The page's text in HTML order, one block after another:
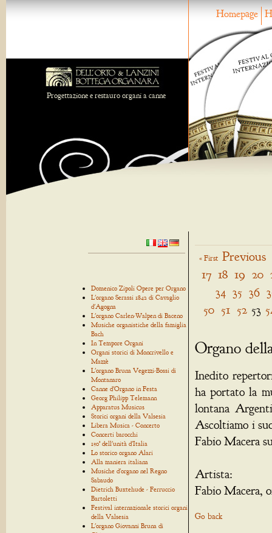
Homepage
Progettazione e restauro organi a canne
Domenico Zipoli Opere per Organo
L'organo Serassi 1842 di Cavaglio
d'Agogna
L'organo Carlen-Walpen di Baceno
Musiche organistiche della famiglia
Bach
In Tempore Organi
Organi storici di Moncrivello e
Mazzè
L'organo Bruna Vegezzi-Bossi di
Montanaro
Canne d'Organo in Festa
Georg Philipp Telemann
Apparatus Musicus
Storici organi della Valsesia
Libera Musica - Concerto
Concerti barocchi
150° dell'unità d'Italia
Lo storico organo Alari
Alla maniera italiana
Musiche d'organo nel Regno
Sabaudo
Dietrich Buxtehude - Ferruccio
Bartoletti
Festival internazionale storici organi
della Valsesia
L'organo Giovanni Bruna di
« First Previous
17 18 19 20
34 35 36
50 51 52 53
Organo
Inedito
ha portato la
lontana
Ascoltiamo i
Fabio Macera
Artista:
Fabio Macera,
Go back